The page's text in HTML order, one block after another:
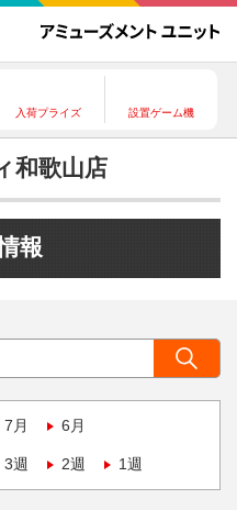
入荷プライズ 設置ゲーム機
和歌山店
報
7月 6月
3週 2週 1週